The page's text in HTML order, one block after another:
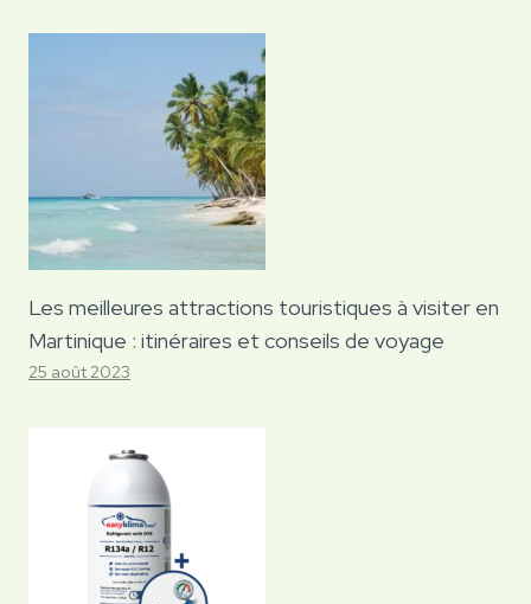
Les meilleures attractions touristiques à visiter en
Martinique : itinéraires et conseils de voyage
25 août 2023